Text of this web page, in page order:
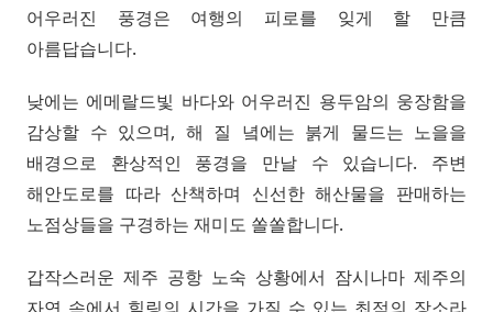
어우러진 풍경은 여행의 피로를 잊게 할 만큼
아름답습니다.
낮에는 에메랄드빛 바다와 어우러진 용두암의 웅장함을
감상할 수 있으며, 해 질 녘에는 붉게 물드는 노을을
배경으로 환상적인 풍경을 만날 수 있습니다. 주변
해안도로를 따라 산책하며 신선한 해산물을 판매하는
노점상들을 구경하는 재미도 쏠쏠합니다.
갑작스러운 제주 공항 노숙 상황에서 잠시나마 제주의
자연 속에서 힐링의 시간을 가질 수 있는 최적의 장소라